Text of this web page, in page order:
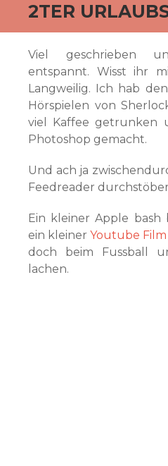
2TER
Viel geschrieben
entspannt. Wisst ihr
Langweilig. Ich hab
Hörspielen von
viel Kaffee getrunken
Photoshop gemacht.
Und ach ja
Feedreader
Ein kleiner Apple bash
ein kleinerYoutube Film
doch beim Fussball
lachen.